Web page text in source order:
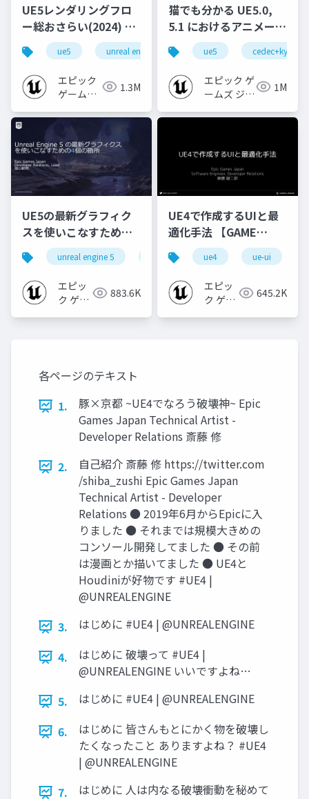
UE5レンダリングフロ
ー総おさらい(2024) 基
礎編！
[CEDEC+KYUSHU
2024]
ue5 unreal engine ue-rendering
エピック
ゲームズ
1.3M
猫でも分かる UE5.0,
5.1 におけるアニメーシ
ョンの新機能について
【CEDEC+KYUSHU
2022】
ue5 cedec+kyushu
エピック ゲ
ームズ ジャ
1M
UE5の最新グラフィク
スを使いこなすための4
個の勘所
[CEDEC+KYUSHU
2023]
unreal engine 5 cedec cedec+kyushu
エピッ
ク ゲー
883.6K
UE4で作成するUIと最
適化手法 【GAME
CREATORS
CONFERENCE '20】
ue4 ue-ui
エピッ
ク ゲー
645.2K
各ページのテキスト
1.
豚×京都 ~UE4でなろう破壊神~ Epic
Games Japan Technical Artist -
Developer Relations 斎藤 修
2.
自己紹介 斎藤 修 https://twitter.com
/shiba_zushi Epic Games Japan
Technical Artist - Developer
Relations ● 2019年6月からEpicに入
りました ● それまでは規模大きめの
コンソール開発してました ● その前
は漫画とか描いてました ● UE4と
Houdiniが好物です #UE4 |
@UNREALENGINE
3.
はじめに #UE4 | @UNREALENGINE
4.
はじめに 破壊って #UE4 |
@UNREALENGINE いいですよね…
5.
はじめに #UE4 | @UNREALENGINE
6.
はじめに 皆さんもとにかく物を破壊し
たくなったこと ありますよね？ #UE4
| @UNREALENGINE
7.
はじめに 人は内なる破壊衝動を秘めて